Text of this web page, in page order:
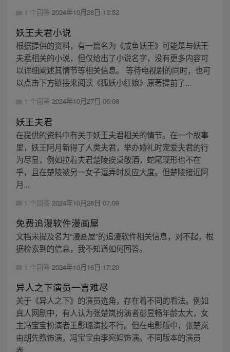
1 个回答 2024年10月28日 13:52
妖王夫君小说
根据提供的资料，有一篇名为《咸鱼妖王》可能是与妖王
夫君相关的小说，但仅给出了小说名字，没有更多内容可
以详细阐述其情节等相关信息。 等待电视剧的同时，也可
以点击下方链接来阅读《狐妖小红娘》原著提前了...
1 个回答 2024年10月27日 06:08
妖王夫君
在提供的资料中有关于妖王夫君相关的情节。在一个故事
里，妖王阿月新得了人类夫君，举办婚礼时宠爱夫君的行
为尽显，例如拉着夫君楚陵挨桌敬酒，蛇尾现形也不在
乎，且在楚陵被另一女子逗弄时反应大度。但楚陵接近阿
月...
1 个回答 2024年10月26日 07:09
免费追漫软件漫画屋
文档未提及名为“漫画屋”的追漫软件相关信息，对不起，根
据检索到的信息，我不知道如何回答。
1 个回答 2024年10月16日 17:20
异人之下演员一言难尽
关于《异人之下》的演员选角，存在着不同的看法。例如
真人网剧中，有人认为张楚岚扮演者彭昱畅年龄太大，女
主冯宝宝扮演者王影璐演技不行。但在电影版中，张楚岚
由胡先煦饰演，冯宝宝由李宛妲饰演。不同版本的演员
表...